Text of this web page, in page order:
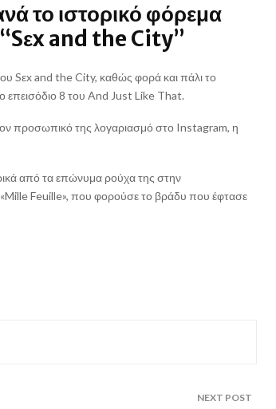
το ιστορικό φόρεμα
and the City”
Sεx and the City, καθώς φορά και πάλι το
επεισόδιο 8 του And Just Like That.
προσωπικό της λογαριασμό στο Instagram, η
από τα επώνυμα ρούχα της στην
Feuille», που φορούσε το βράδυ που έφτασε
NEXT POST